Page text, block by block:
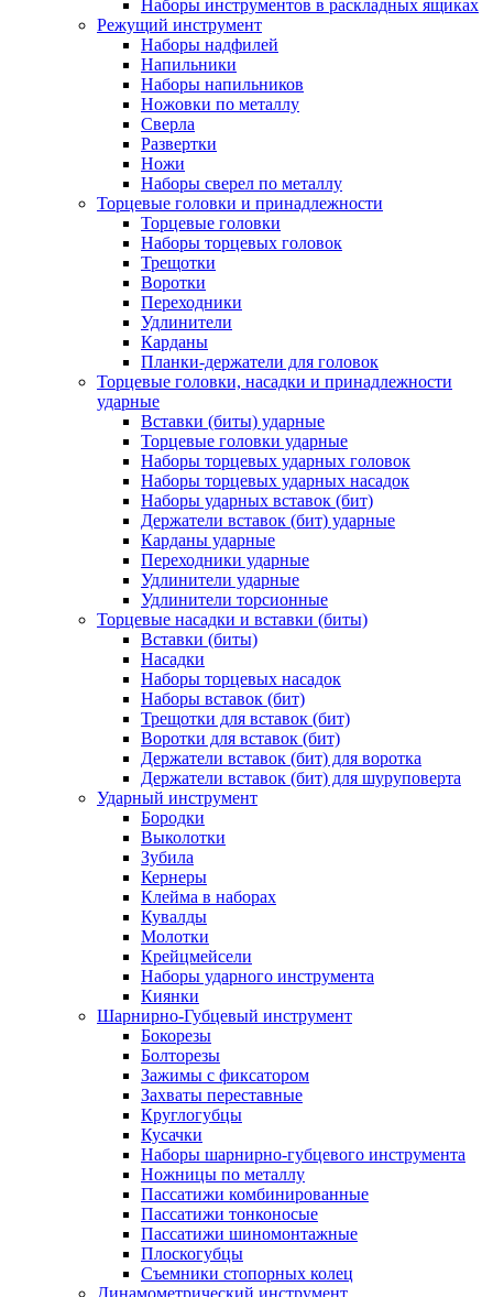
Наборы инструментов в раскладных ящиках
Режущий инструмент
Наборы надфилей
Напильники
Наборы напильников
Ножовки по металлу
Сверла
Развертки
Ножи
Наборы сверел по металлу
Торцевые головки и принадлежности
Торцевые головки
Наборы торцевых головок
Трещотки
Воротки
Переходники
Удлинители
Карданы
Планки-держатели для головок
Торцевые головки, насадки и принадлежности
ударные
Вставки (биты) ударные
Торцевые головки ударные
Наборы торцевых ударных головок
Наборы торцевых ударных насадок
Наборы ударных вставок (бит)
Держатели вставок (бит) ударные
Карданы ударные
Переходники ударные
Удлинители ударные
Удлинители торсионные
Торцевые насадки и вставки (биты)
Вставки (биты)
Насадки
Наборы торцевых насадок
Наборы вставок (бит)
Трещотки для вставок (бит)
Воротки для вставок (бит)
Держатели вставок (бит) для воротка
Держатели вставок (бит) для шуруповерта
Ударный инструмент
Бородки
Выколотки
Зубила
Кернеры
Клейма в наборах
Кувалды
Молотки
Крейцмейсели
Наборы ударного инструмента
Киянки
Шарнирно-Губцевый инструмент
Бокорезы
Болторезы
Зажимы с фиксатором
Захваты переставные
Круглогубцы
Кусачки
Наборы шарнирно-губцевого инструмента
Ножницы по металлу
Пассатижи комбинированные
Пассатижи тонконосые
Пассатижи шиномонтажные
Плоскогубцы
Съемники стопорных колец
Динамометрический инструмент